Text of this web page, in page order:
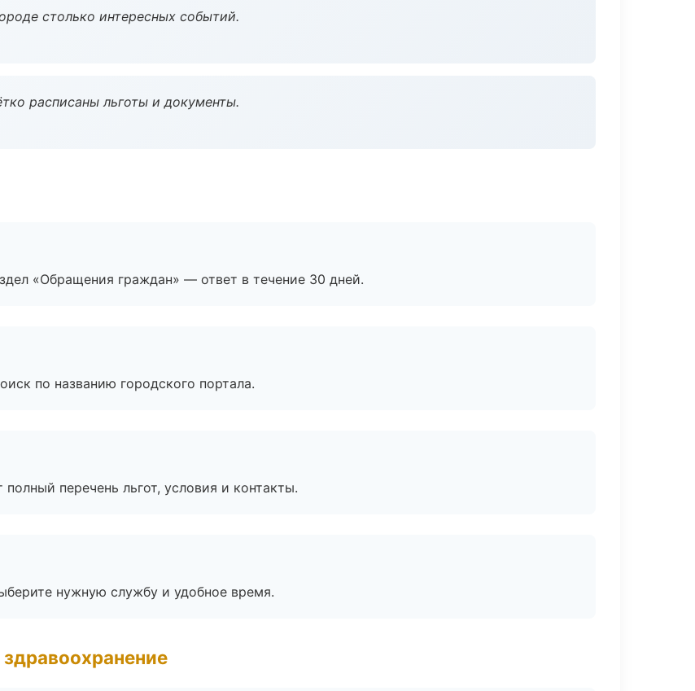
столько интересных событий.
расписаны льготы и документы.
«Обращения граждан» — ответ в течение 30 дней.
по названию городского портала.
перечень льгот, условия и контакты.
нужную службу и удобное время.